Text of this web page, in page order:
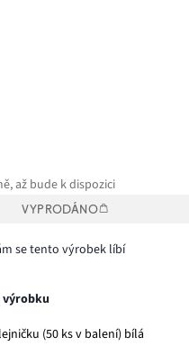
až bude k dispozici
VYPRODÁNO
se tento výrobek líbí
výrobku
(50 ks v balení) bílá